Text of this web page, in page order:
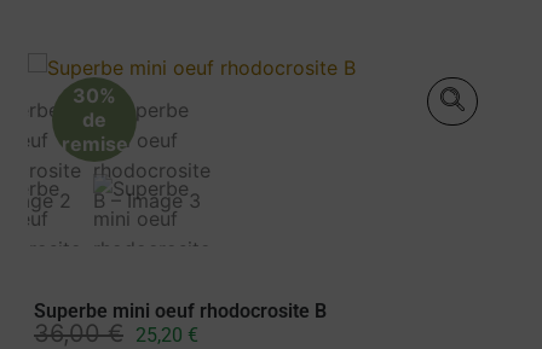
30%
de
remise
Superbe mini oeuf rhodocrosite B
36,00€ 25,20 €